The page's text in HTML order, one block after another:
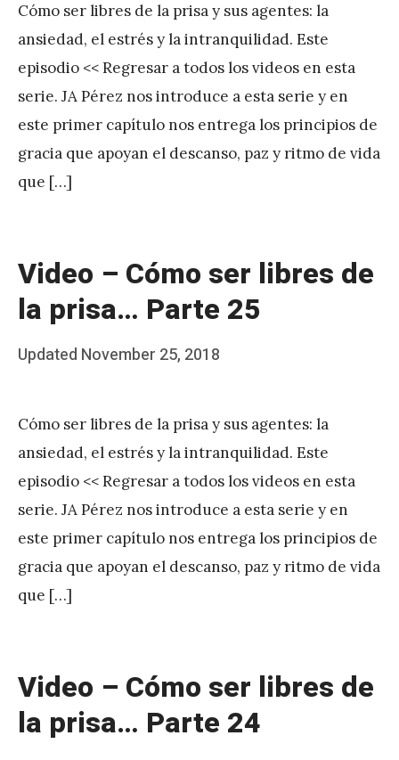
J
A
P
é
r
e
z
Cómo ser libres de la prisa y sus agentes: la
ansiedad, el estrés y la intranquilidad. Este
episodio << Regresar a todos los videos en esta
serie. JA Pérez nos introduce a esta serie y en
este primer capítulo nos entrega los principios de
gracia que apoyan el descanso, paz y ritmo de vida
que […]
Video – Cómo ser libres de
la prisa… Parte 25
Posted
Updated November 25, 2018
b
J
A
P
é
r
e
z
Cómo ser libres de la prisa y sus agentes: la
ansiedad, el estrés y la intranquilidad. Este
episodio << Regresar a todos los videos en esta
serie. JA Pérez nos introduce a esta serie y en
este primer capítulo nos entrega los principios de
gracia que apoyan el descanso, paz y ritmo de vida
que […]
Video – Cómo ser libres de
la prisa… Parte 24